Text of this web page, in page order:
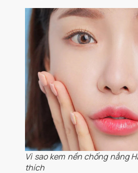
Vì sao kem nền chống nắng
thích